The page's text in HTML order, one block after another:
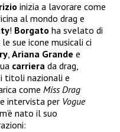
inizia a lavorare come
al mondo drag e
! Borgato ha svelato di
sue icone musicali ci
, Ariana Grande e
carriera da drag,
titoli nazionali e
come Miss Drag
intervista per Vogue
nato il suo